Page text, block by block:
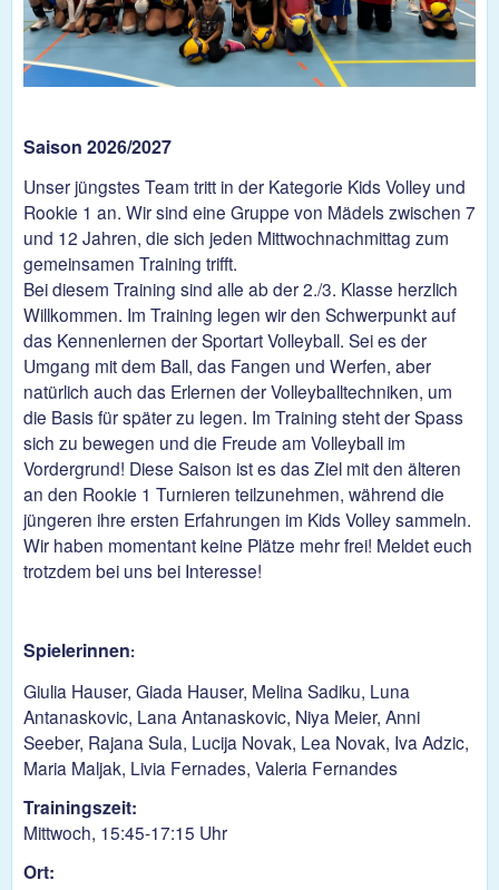
Saison 2026/2027
Unser jüngstes Team tritt in der Kategorie Kids Volley und
Rookie 1 an. Wir sind eine Gruppe von Mädels zwischen 7
und 12 Jahren, die sich jeden Mittwochnachmittag zum
gemeinsamen Training trifft.
Bei diesem Training sind alle ab der 2./3. Klasse herzlich
Willkommen. Im Training legen wir den Schwerpunkt auf
das Kennenlernen der Sportart Volleyball. Sei es der
Umgang mit dem Ball, das Fangen und Werfen, aber
natürlich auch das Erlernen der Volleyballtechniken, um
die Basis für später zu legen. Im Training steht der Spass
sich zu bewegen und die Freude am Volleyball im
Vordergrund! Diese Saison ist es das Ziel mit den älteren
an den Rookie 1 Turnieren teilzunehmen, während die
jüngeren ihre ersten Erfahrungen im Kids Volley sammeln.
Wir haben momentant keine Plätze mehr frei! Meldet euch
trotzdem bei uns bei Interesse!
Spielerinnen:
Giulia Hauser, Giada Hauser, Melina Sadiku, Luna
Antanaskovic, Lana Antanaskovic, Niya Meier, Anni
Seeber, Rajana Sula, Lucija Novak, Lea Novak, Iva Adzic,
Maria Maljak, Livia Fernades, Valeria Fernandes
Trainingszeit:
Mittwoch, 15:45-17:15 Uhr
Ort: